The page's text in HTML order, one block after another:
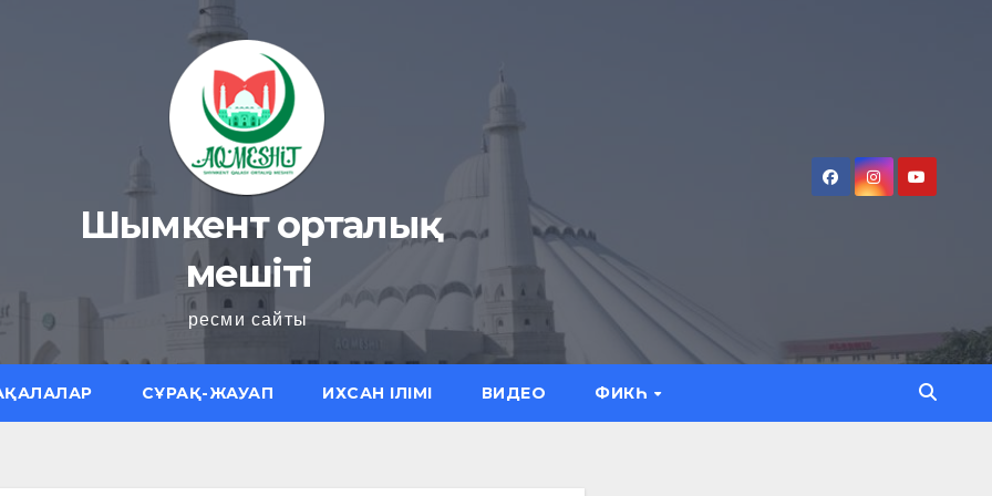
Шымкент орталық
мешіті
ресми сайты
СҰРАҚ-ЖАУАП ИХСАН ІЛІМІ ВИДЕО ФИКҺ